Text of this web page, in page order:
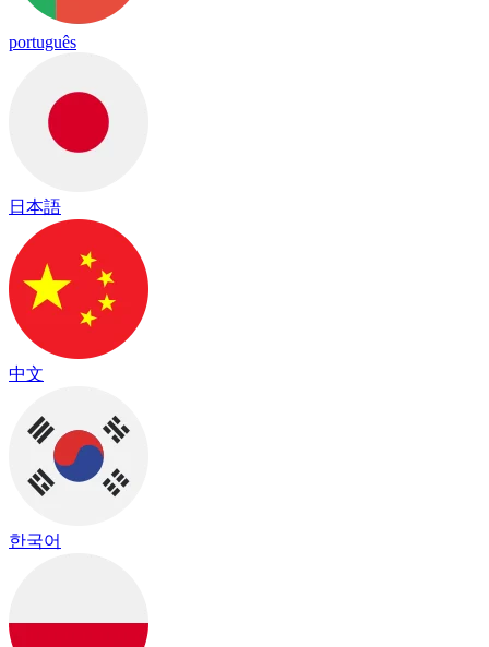
português
日本語
中文
한국어